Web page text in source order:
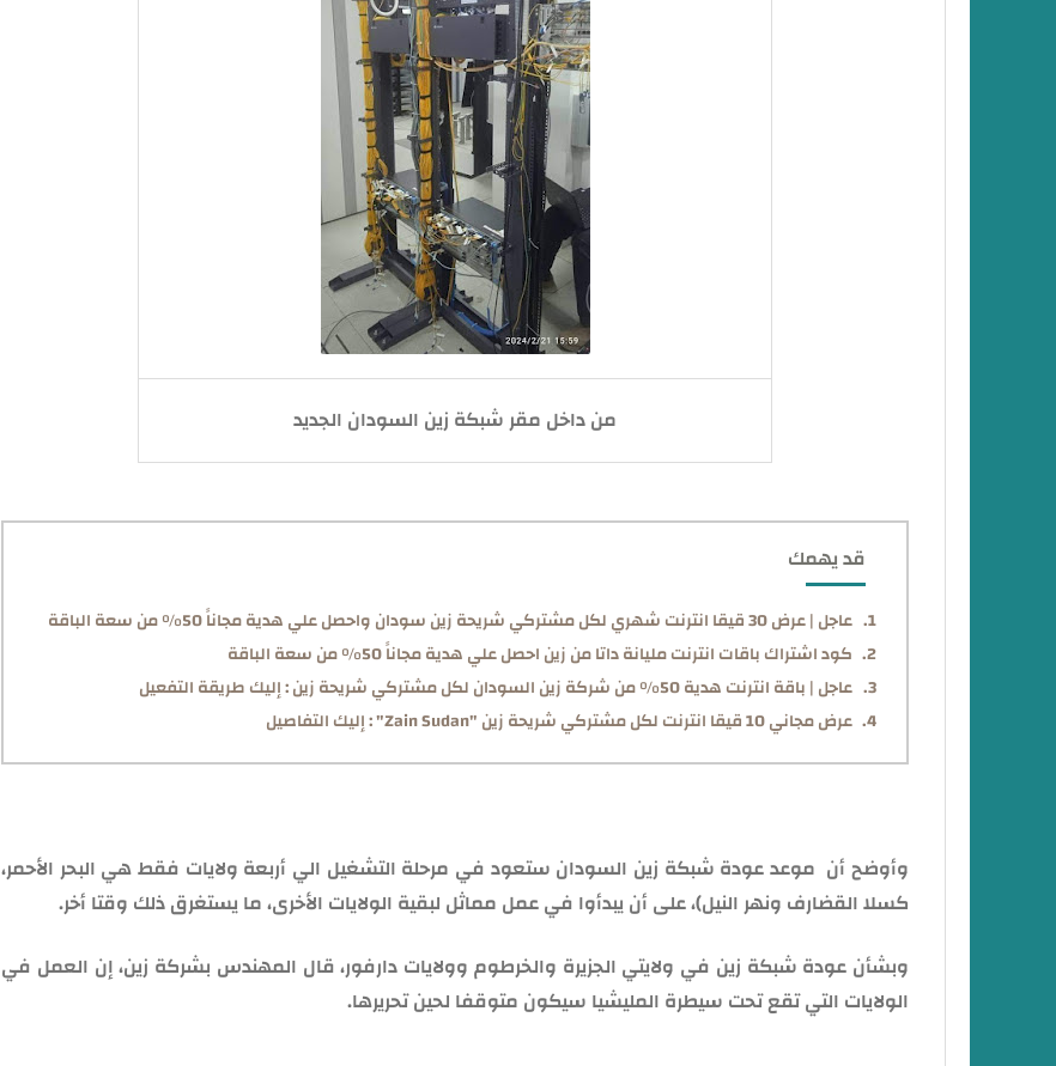
من داخل مقر شبكة زين السودان الجديد
قد يهمك
عاجل | عرض 30 قيقا انترنت شهري لكل مشتركي شريحة زين سودان واحصل علي هدية مجاناً 50% من سعة الباقة
كود اشتراك باقات انترنت مليانة داتا من زين احصل علي هدية مجاناً 50% من سعة الباقة
عاجل | باقة انترنت هدية 50٪ من شركة زين السودان لكل مشتركي شريحة زين : إليك طريقة التفعيل
عرض مجاني 10 قيقا انترنت لكل مشتركي شريحة زين "Zain Sudan" : إليك التفاصيل
وأوضح أن موعد عودة شبكة زين السودان ستعود في مرحلة التشغيل الي أربعة ولايات فقط هي البحر الأحمر،
كسلا القضارف ونهر النيل)، على أن يبدأوا في عمل مماثل لبقية الولايات الأخرى، ما يستغرق ذلك وقتا أخر.
وبشأن عودة شبكة زين في ولايتي الجزيرة والخرطوم وولايات دارفور، قال المهندس بشركة زين، إن العمل في
الولايات التي تقع تحت سيطرة المليشيا سيكون متوقفا لحين تحريرها.